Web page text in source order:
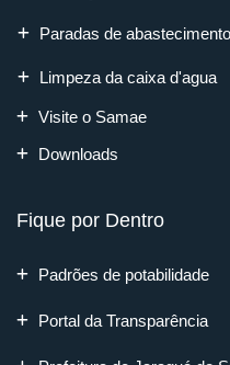
Paradas de
Limpeza da caixa d'agua
Visite o Samae
Downloads
Fique por Dentro
Padrões de potabilidade
Portal da Transparência